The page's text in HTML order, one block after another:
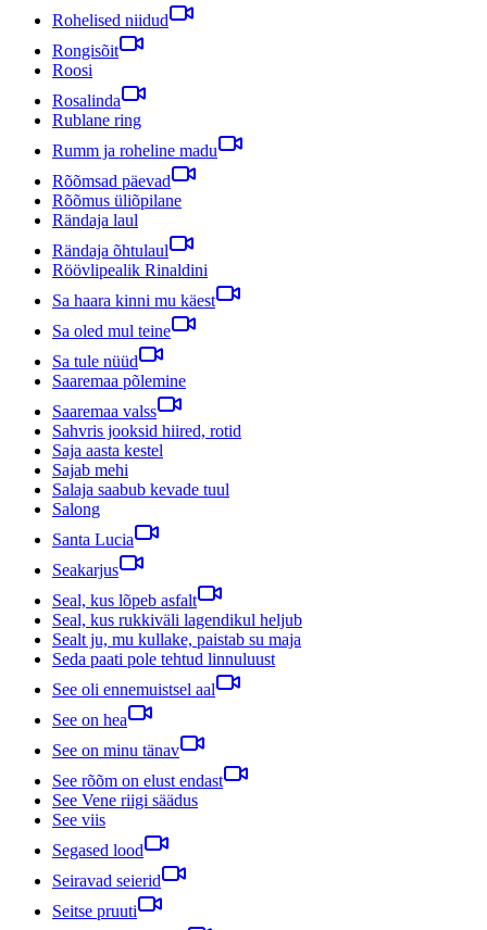
Rohelised niidud
Rongisõit
Roosi
Rosalinda
Rublane ring
Rumm ja roheline madu
Rõõmsad päevad
Rõõmus üliõpilane
Rändaja laul
Rändaja õhtulaul
Röövlipealik Rinaldini
Sa haara kinni mu käest
Sa oled mul teine
Sa tule nüüd
Saaremaa põlemine
Saaremaa valss
Sahvris jooksid hiired, rotid
Saja aasta kestel
Sajab mehi
Salaja saabub kevade tuul
Salong
Santa Lucia
Seakarjus
Seal, kus lõpeb asfalt
Seal, kus rukkiväli lagendikul heljub
Sealt ju, mu kullake, paistab su maja
Seda paati pole tehtud linnuluust
See oli ennemuistsel aal
See on hea
See on minu tänav
See rõõm on elust endast
See Vene riigi säädus
See viis
Segased lood
Seiravad seierid
Seitse pruuti